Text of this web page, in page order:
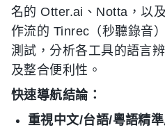
名的 Otter.ai、Notta，以
作流的 Tinrec（秒聽錄音
測試，分析各工具的語言
及整合便利性。
快速導航結論：
重視中文/台語/粵語精